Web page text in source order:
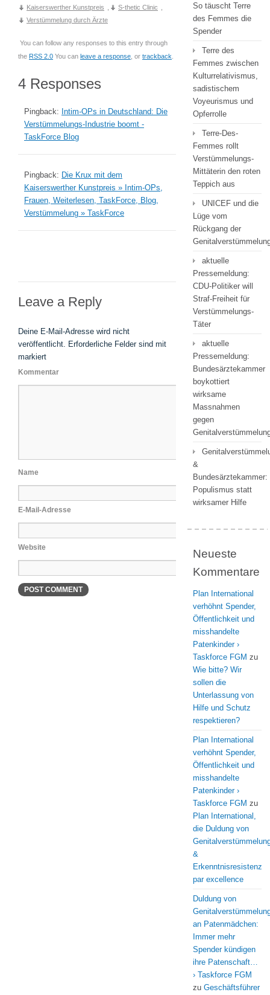
Kaiserswerther Kunstpreis S-thetic Clinic
Verstümmelung durch Ärzte
You can follow any responses to this entry through
the RSS 2.0 You can leave a response , or trackback
4 Responses
Pingback: Intim-OPs in Deutschland: Die
Verstümmelungs-Industrie boomt -
TaskForce Blog
Pingback: Die Krux mit dem
Kaiserswerther Kunstpreis » Intim-OPs,
Frauen, Weiterlesen, TaskForce, Blog,
Verstümmelung » TaskForce
Leave a Reply
Deine E-Mail-Adresse wird nicht
veröffentlicht. Erforderliche Felder sind mit
markiert
Kommentar
Name
E-Mail-Adresse
Website
So täuscht Terre
des Femmes die
Spender
Terre des
Femmes zwischen
Kulturrelativismus,
sadistischem
Voyeurismus und
Opferrolle
Terre-Des-
Femmes rollt
Verstümmelungs-
Mittäterin den roten
Teppich aus
UNICEF und die
Lüge vom
Rückgang der
aktuelle
Pressemeldung:
CDU-Politiker will
Straf-Freiheit für
Verstümmelungs-
Täter
aktuelle
Pressemeldung:
Bundesärztekammer
boykottiert
wirksame
Massnahmen
gegen
&
Bundesärztekammer:
Populismus statt
wirksamer Hilfe
Neueste
Kommentare
Plan International
verhöhnt Spender,
Öffentlichkeit und
misshandelte
Patenkinder ›
Taskforce FGM zu
Wie bitte? Wir
sollen die
Unterlassung von
Hilfe und Schutz
respektieren?
Plan International
verhöhnt Spender,
Öffentlichkeit und
misshandelte
Patenkinder ›
Taskforce FGM zu
Plan International,
die Duldung von
&
Erkenntnisresistenz
par excellence
Duldung von
an Patenmädchen:
Immer mehr
Spender kündigen
ihre Patenschaft…
› Taskforce FGM
zu Geschäftsführer